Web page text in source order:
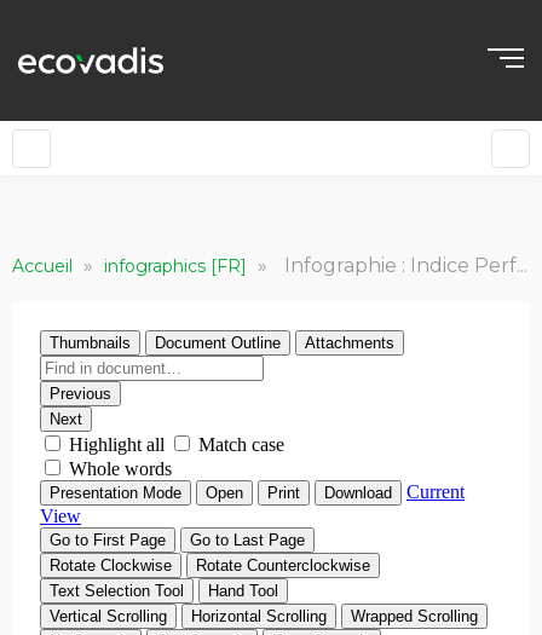
Accueil » infographics [FR] » Infographie : Indice Performance / Risque EcoVadis 2020